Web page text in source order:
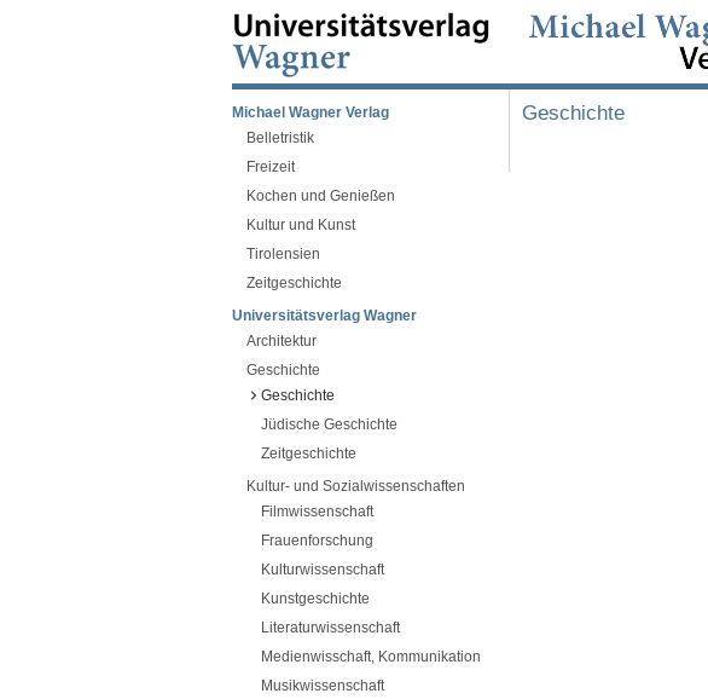
Michael Wagner Verlag
Belletristik
Freizeit
Kochen und Genießen
Kultur und Kunst
Tirolensien
Zeitgeschichte
Universitätsverlag Wagner
Architektur
Geschichte
Geschichte
Jüdische Geschichte
Zeitgeschichte
Kultur- und Sozialwissenschaften
Filmwissenschaft
Frauenforschung
Kulturwissenschaft
Kunstgeschichte
Literaturwissenschaft
Medienwisschaft, Kommunikation
Musikwissenschaft
Geschichte